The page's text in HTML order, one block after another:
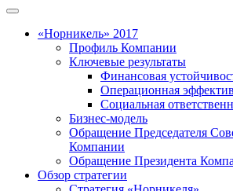
«Норникель» 2017
Профиль Компании
Ключевые результаты
Финансовая
Операционная
Социальная
Бизнес-модель
Обращение Председателя
Компании
Обращение Президента
Обзор стратегии